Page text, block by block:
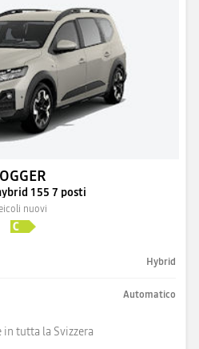
155 7 posti
nuovi
Hybrid
Automatico
tutta la Svizzera